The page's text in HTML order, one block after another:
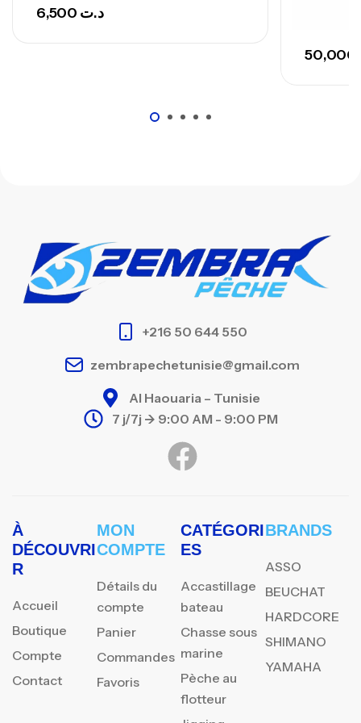
د.ت
+216 50 644 550
zembrapechetunisie@gmail.com
Al Haouaria – Tunisie
7 j/7j -> 9:00 AM - 9:00 PM
À
DÉCOUVRI
R
Accueil
Boutique
Compte
Contact
MON
COMPTE
Détails du
compte
Panier
Commandes
Favoris
CATÉGORI
ES
Accastillage
bateau
Chasse sous
marine
Pèche au
flotteur
BRANDS
ASSO
BEUCHAT
HARDCORE
SHIMANO
YAMAHA